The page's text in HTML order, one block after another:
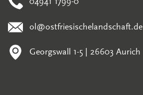
ol@ostfriesischelandschaft.de
Georgswall 1-5 | 26603 Aurich